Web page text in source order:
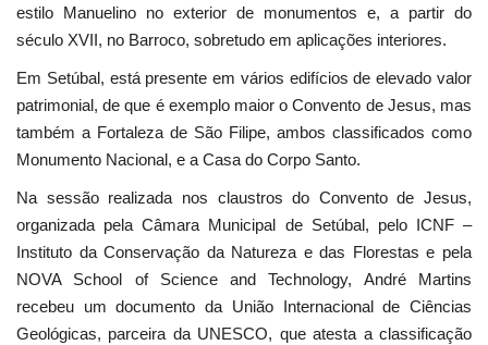
estilo Manuelino no exterior de monumentos e, a partir do
século XVII, no Barroco, sobretudo em aplicações interiores.
Em Setúbal, está presente em vários edifícios de elevado valor
patrimonial, de que é exemplo maior o Convento de Jesus, mas
também a Fortaleza de São Filipe, ambos classificados como
Monumento Nacional, e a Casa do Corpo Santo.
Na sessão realizada nos claustros do Convento de Jesus,
organizada pela Câmara Municipal de Setúbal, pelo ICNF –
Instituto da Conservação da Natureza e das Florestas e pela
NOVA School of Science and Technology, André Martins
recebeu um documento da União Internacional de Ciências
Geológicas, parceira da UNESCO, que atesta a classificação